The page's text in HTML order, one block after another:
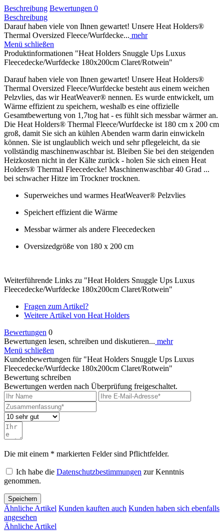
Beschreibung Bewertungen 0
Beschreibung
Darauf haben viele von Ihnen gewartet! Unsere Heat Holders®
Thermal Oversized Fleece/Wurfdecke... mehr
Menü schließen
Produktinformationen "Heat Holders Snuggle Ups Luxus
Fleecedecke/Wurfdecke 180x200cm Claret/Rotwein"
Darauf haben viele von Ihnen gewartet! Unsere Heat Holders®
Thermal Oversized Fleece/Wurfdecke besteht aus einem weichen
Pelzvlies, das wir HeatWeaver® nennen. Es wurde entwickelt, um
Wärme effizient zu speichern, weshalb es eine offizielle
Gesamtbewertung von 1,7tog hat - es fühlt sich messbar wärmer an.
Die Heat Holders® Thermal Fleece/Wurfdecke ist 180 cm x 200 cm
groß, damit Sie sich an kühlen Abenden warm darin einwickeln
können. Sie ist unglaublich weich und sehr pflegeleicht, da sie
vollständig maschinenwaschbar ist. Bleiben Sie bei den steigenden
Heizkosten nicht in der Kälte zurück - holen Sie sich einen Heat
Holders® Thermal Fleecedecke! Maschinenwaschbar 40 Grad ...
bei schwacher Hitze im Trockner trocknen.
Superweiches und warmes HeatWeaver® Pelzvlies
Speichert effizient die Wärme
Messbar wärmer als andere Fleecedecken
Oversizedgröße von 180 x 200 cm
Weiterführende Links zu "Heat Holders Snuggle Ups Luxus
Fleecedecke/Wurfdecke 180x200cm Claret/Rotwein"
Fragen zum Artikel?
Weitere Artikel von Heat Holders
Bewertungen 0
Bewertungen lesen, schreiben und diskutieren... mehr
Menü schließen
Kundenbewertungen für "Heat Holders Snuggle Ups Luxus
Fleecedecke/Wurfdecke 180x200cm Claret/Rotwein"
Bewertung schreiben
Bewertungen werden nach Überprüfung freigeschaltet.
Die mit einem * markierten Felder sind Pflichtfelder.
Ich habe die Datenschutzbestimmungen zur Kenntnis
genommen.
Speichern
Ähnliche Artikel Kunden kauften auch Kunden haben sich ebenfalls
angesehen
Ähnliche Artikel